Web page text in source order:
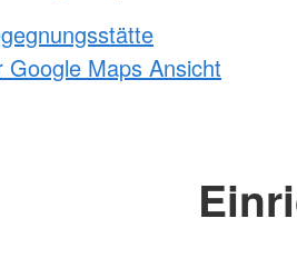
Google Maps Ansicht